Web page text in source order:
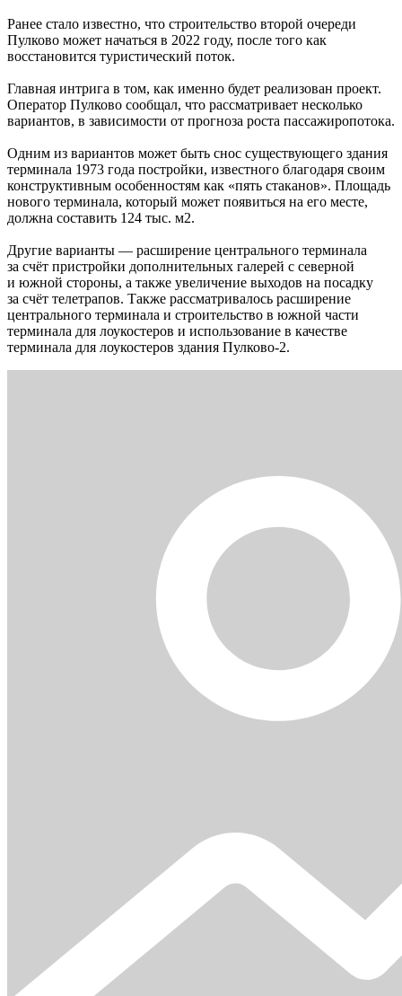
Ранее стало известно, что строительство второй очереди
Пулково может начаться в 2022 году, после того как
восстановится туристический поток.
Главная интрига в том, как именно будет реализован проект.
Оператор Пулково сообщал, что рассматривает несколько
вариантов, в зависимости от прогноза роста пассажиропотока.
Одним из вариантов может быть снос существующего здания
терминала 1973 года постройки, известного благодаря своим
конструктивным особенностям как «пять стаканов». Площадь
нового терминала, который может появиться на его месте,
должна составить 124 тыс. м2.
Другие варианты — расширение центрального терминала
за счёт пристройки дополнительных галерей с северной
и южной стороны, а также увеличение выходов на посадку
за счёт телетрапов. Также рассматривалось расширение
центрального терминала и строительство в южной части
терминала для лоукостеров и использование в качестве
терминала для лоукостеров здания Пулково-2.